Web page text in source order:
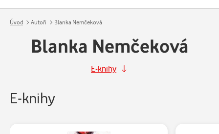
Úvod Autoři Blanka Nemčeková
Blanka Nemčeková
E-knihy
E-knihy